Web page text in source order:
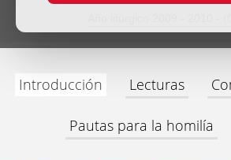
Introducción Lecturas
Pautas para la homilía